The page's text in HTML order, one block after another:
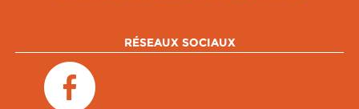
RÉSEAUX SOCIAUX